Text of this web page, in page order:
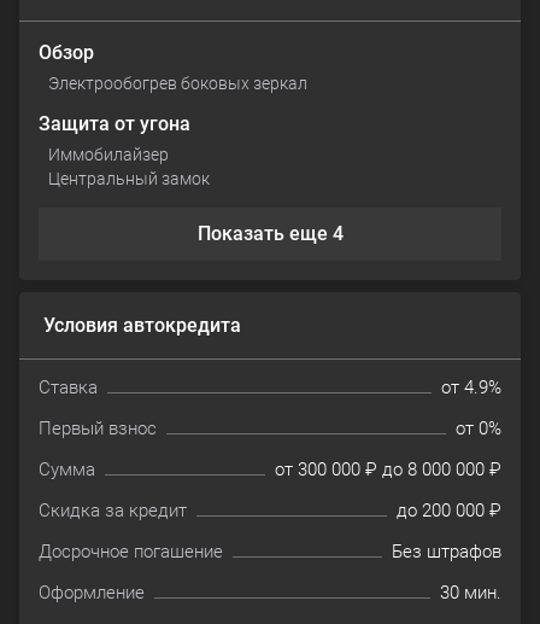
Обзор
Электрообогрев боковых зеркал
Защита от угона
Иммобилайзер
Центральный замок
Показать еще 4
Условия автокредита
Ставка
от 4.9%
Первый взнос
от 0%
Сумма
от 300 000 ₽ до 8 000 000 ₽
Скидка за кредит
до 200 000 ₽
Досрочное погашение
Без штрафов
Оформление
30 мин.